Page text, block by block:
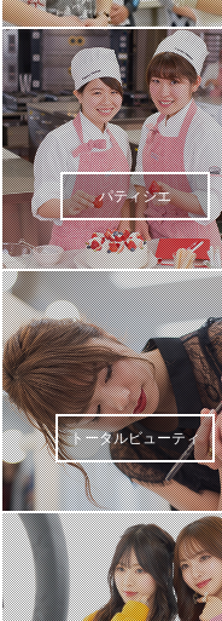
パティシエ
トータルビューティ